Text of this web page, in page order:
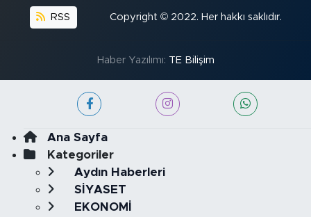
RSS Copyright © 2022. Her hakkı saklıdır.
Haber Yazılımı: TE Bilişim
Ana Sayfa
Kategoriler
Aydın Haberleri
SİYASET
EKONOMİ